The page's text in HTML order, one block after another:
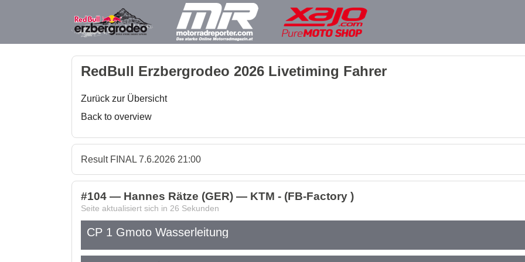
RedBull Erzbergrodeo 2026 Livetiming Fahrer
Zurück zur Übersicht
Back to overview
Result FINAL 7.6.2026 21:00
#104 — Hannes Rätze (GER) — KTM - (FB-Factory )
Seite aktualisiert sich in 26 Sekunden
CP 1 Gmoto Wasserleitung